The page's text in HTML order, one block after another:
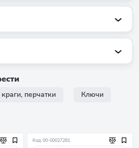
перчатки Ключи
Код: 00-00027281